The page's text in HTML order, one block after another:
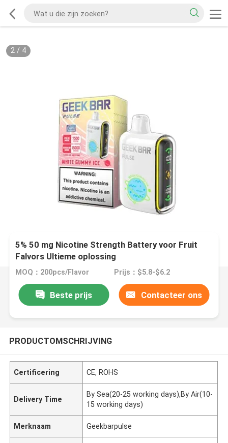
2/ 4
5% 50 mg Nicotine Strength Battery voor Fruit
Falvors Ultieme oplossing
MOQ：200pcs/Flavor Prijs：$5.8-$6.2
Beste prijs Contacteer ons
PRODUCTOMSCHRIJVING
Certificering CE, ROHS
Delivery Time
By Sea(20-25 working days),By Air(10-
15 working days)
Merknaam Geekbarpulse